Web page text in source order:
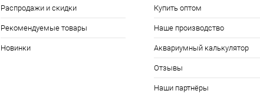
Распродажи и скидки
Рекомендуемые товары
Новинки
Купить оптом
Наше производство
Аквариумный калькулятор
Отзывы
Наши партнёры